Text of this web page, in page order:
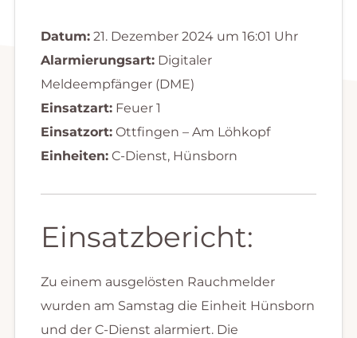
Datum:21. Dezember 2024 um 16:01 Uhr
Alarmierungsart:Digitaler
Meldeempfänger (DME)
Einsatzart:Feuer 1
Einsatzort:Ottfingen – Am Löhkopf
Einheiten:C-Dienst, Hünsborn
Einsatzbericht:
Zu einem ausgelösten Rauchmelder
wurden am Samstag die Einheit Hünsborn
und der C-Dienst alarmiert. Die